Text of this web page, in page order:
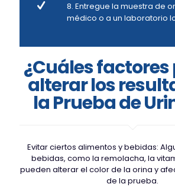
8. Entregue la muestra de
médico o a un laboratorio
¿Cuáles
alterar los
la Prueba de
Evitar ciertos alimentos y bebidas:
bebidas, como la remolacha, la
pueden alterar el color de la orina y
de la prueba.